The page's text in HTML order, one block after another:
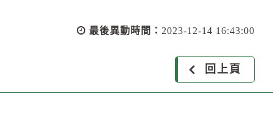
最後異動時間： 2023-12-14 16:43:00
回上頁